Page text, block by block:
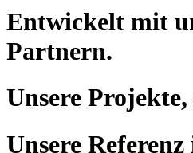
Entwickelt mit
Partnern.
Unsere Projekte
Unsere Referenz